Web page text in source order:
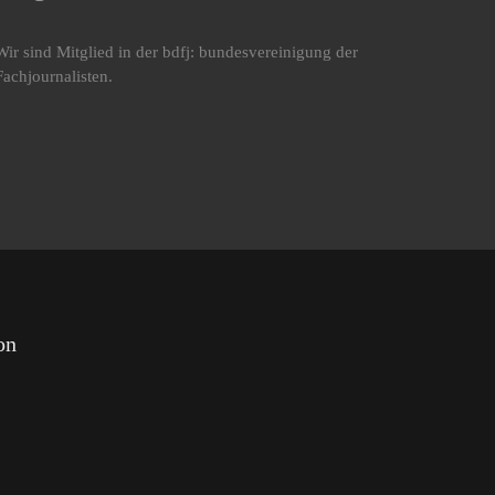
sind Mitglied in der bdfj: bundesvereinigung der